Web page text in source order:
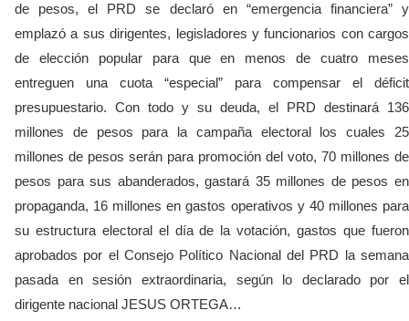
de pesos, el PRD se declaró en “emergencia financiera” y
emplazó a sus dirigentes, legisladores y funcionarios con cargos
de elección popular para que en menos de cuatro meses
entreguen una cuota “especial” para compensar el déficit
presupuestario. Con todo y su deuda, el PRD destinará 136
millones de pesos para la campaña electoral los cuales 25
millones de pesos serán para promoción del voto, 70 millones de
pesos para sus abanderados, gastará 35 millones de pesos en
propaganda, 16 millones en gastos operativos y 40 millones para
su estructura electoral el día de la votación, gastos que fueron
aprobados por el Consejo Político Nacional del PRD la semana
pasada en sesión extraordinaria, según lo declarado por el
dirigente nacional JESUS ORTEGA…